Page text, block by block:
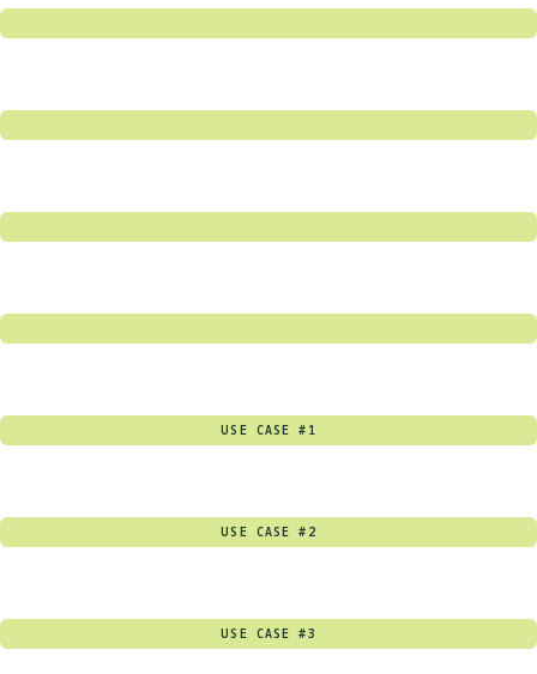
USE CASE #1
USE CASE #2
USE CASE #3